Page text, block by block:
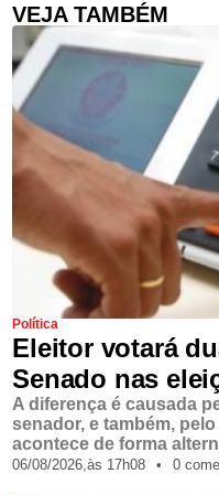
VEJA TAMBÉM
Política
Eleitor votará
Senado nas
A diferença é causada
senador, e também,
acontece de forma
06/08/2026,às 17h08 • 0